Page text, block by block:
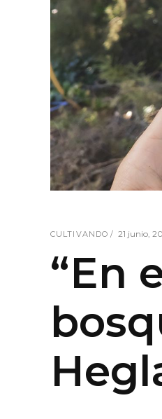
CULTIVANDO 21 junio,
“En